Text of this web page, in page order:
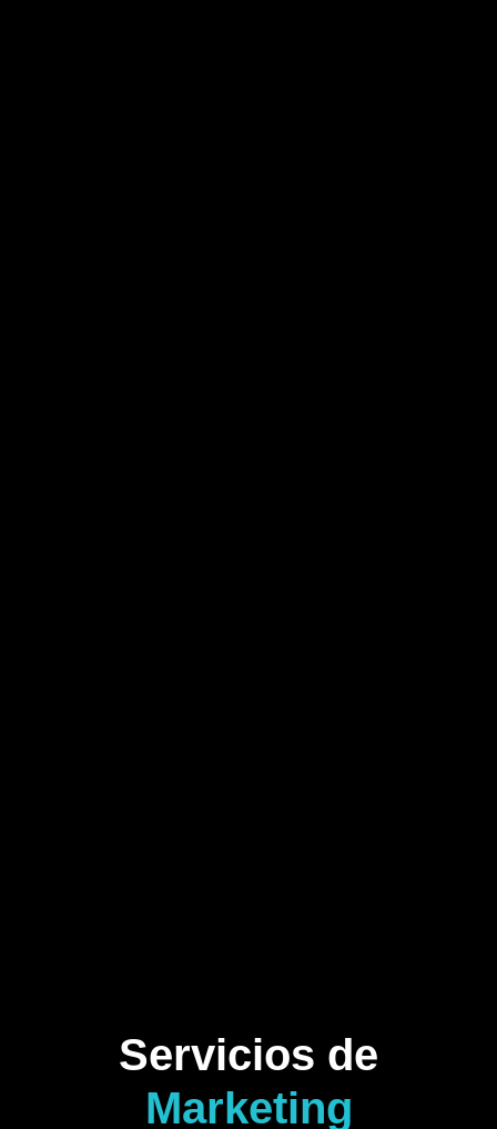
Servicios de
Marketing